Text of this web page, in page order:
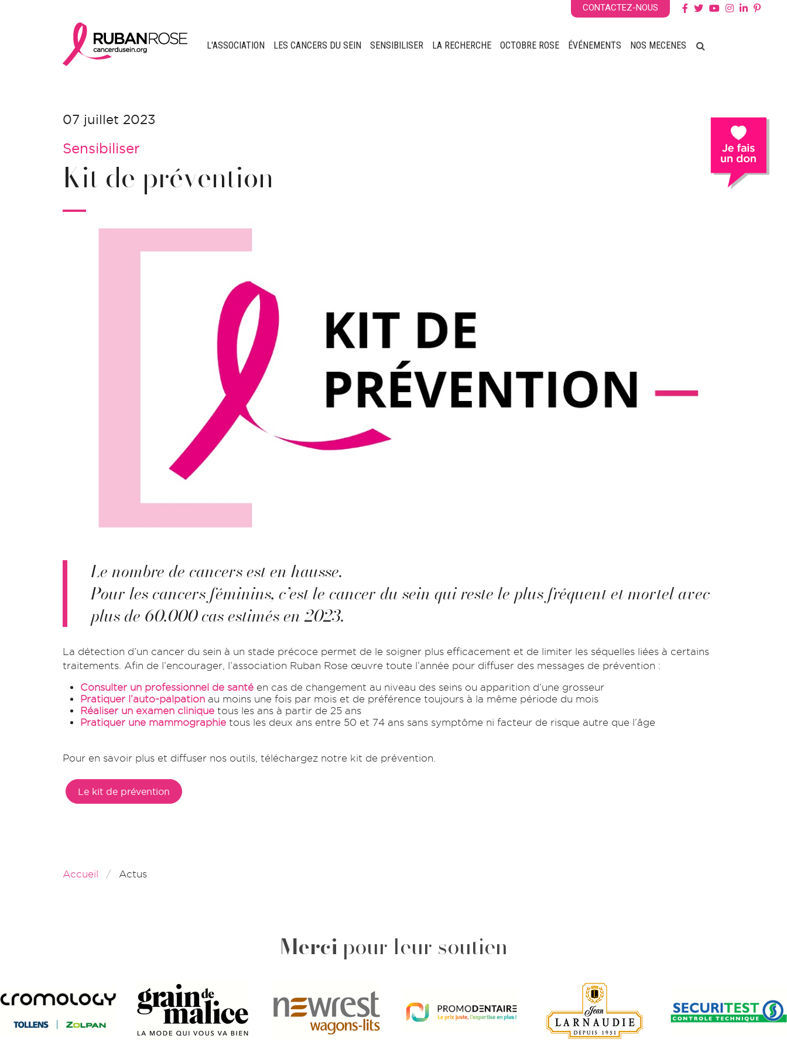
CONTACTEZ-NOUS
L'ASSOCIATION LES CANCERS DU SEIN SENSIBILISER LA RECHERCHE OCTOBRE ROSE ÉVÉNEMENTS NOS MECENES
07 juillet 2023
Sensibiliser
Kit de prévention
Le nombre de cancers est en hausse.
Pour les cancers féminins, c’est le cancer du sein qui reste le plus fréquent et mortel avec
plus de 60.000 cas estimés en 2023.
La détection d’un cancer du sein à un stade précoce permet de le soigner plus efficacement et de limiter les séquelles liées à certains
traitements. Afin de l’encourager, l’association Ruban Rose œuvre toute l’année pour diffuser des messages de prévention :
Consulter un professionnel de santé en cas de changement au niveau des seins ou apparition d’une grosseur
Pratiquer l’auto-palpation au moins une fois par mois et de préférence toujours à la même période du mois
Réaliser un examen clinique tous les ans à partir de 25 ans
Pratiquer une mammographie tous les deux ans entre 50 et 74 ans sans symptôme ni facteur de risque autre que l’âge
Pour en savoir plus et diffuser nos outils, téléchargez notre kit de prévention.
Le kit de prévention
Accueil Actus
Merci pour leur soutien